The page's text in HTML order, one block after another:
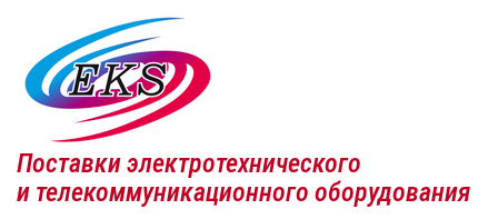
Поставки электротехнического
и телекоммуникационного оборудования